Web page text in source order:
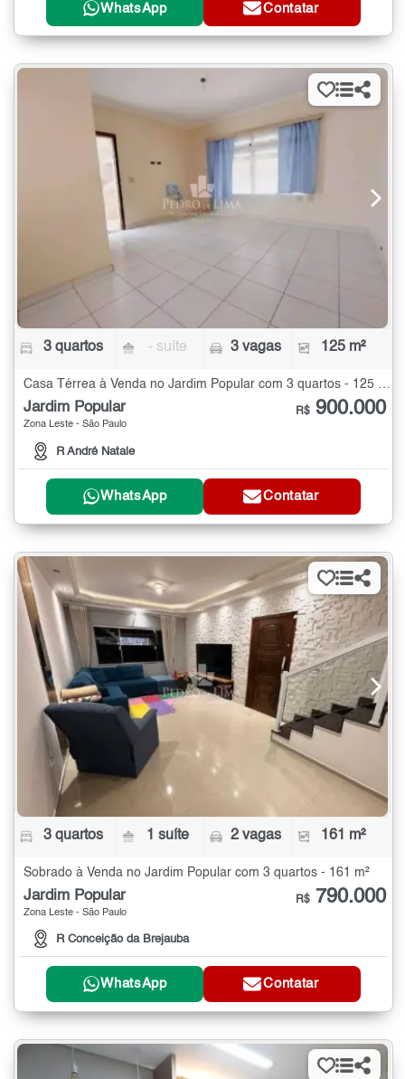
WhatsApp Contatar
3 quartos - suíte 3 vagas 125 m²
Casa Térrea à Venda no Jardim Popular com 3 quartos - 125 m²
Jardim Popular
Zona Leste - São Paulo
R André Natale
R$ 900.000
WhatsApp Contatar
3 quartos 1 suíte 2 vagas 161 m²
Sobrado à Venda no Jardim Popular com 3 quartos - 161 m²
Jardim Popular
Zona Leste - São Paulo
R Conceição da Brejauba
R$ 790.000
WhatsApp Contatar